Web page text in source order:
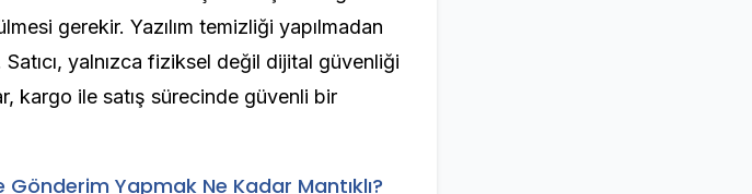
gerekir. Yazılım temizliği yapılmadan
yalnızca fiziksel değil dijital güvenliği
kargo ile satış sürecinde güvenli bir
Yapmak Ne Kadar Mantıklı?